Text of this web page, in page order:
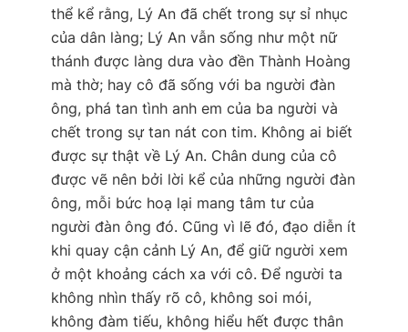
thể kể rằng, Lý An đã chết trong sự sỉ nhục
của dân làng; Lý An vẫn sống như một nữ
thánh được làng dưa vào đền Thành Hoàng
mà thờ; hay cô đã sống với ba người đàn
ông, phá tan tình anh em của ba người và
chết trong sự tan nát con tim. Không ai biết
được sự thật về Lý An. Chân dung của cô
được vẽ nên bởi lời kể của những người đàn
ông, mỗi bức hoạ lại mang tâm tư của
người đàn ông đó. Cũng vì lẽ đó, đạo diễn ít
khi quay cận cảnh Lý An, để giữ người xem
ở một khoảng cách xa với cô. Để người ta
không nhìn thấy rõ cô, không soi mói,
không đàm tiếu, không hiểu hết được thân